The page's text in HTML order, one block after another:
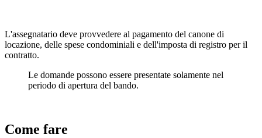
L'assegnatario deve provvedere al pagamento del canone di
locazione, delle spese condominiali e dell'imposta di registro per il
contratto.
Le domande possono essere presentate solamente nel
periodo di apertura del bando.
Come fare